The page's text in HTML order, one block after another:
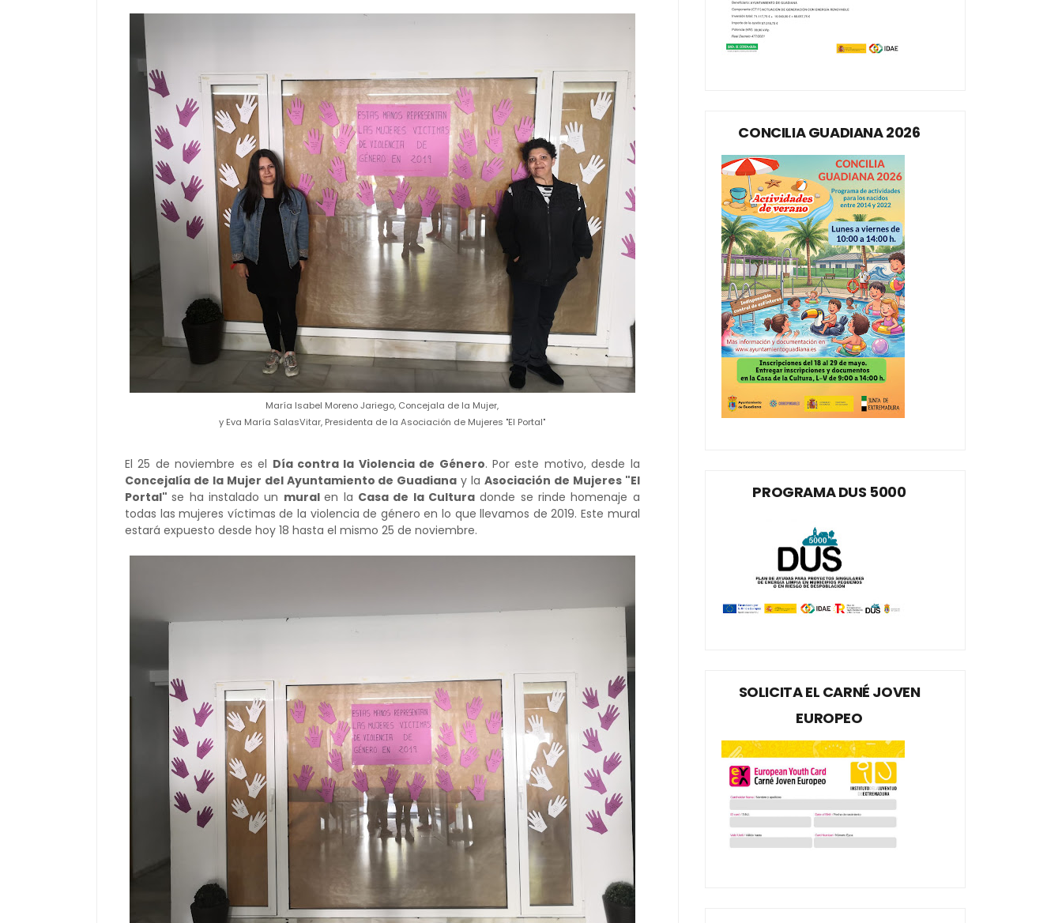
María Isabel Moreno Jariego, Concejala de la Mujer,
y Eva María SalasVitar, Presidenta de la Asociación de Mujeres "El Portal"
El 25 de noviembre es el Día contra la Violencia de Género. Por este motivo, desde la
Concejalía de la Mujer del Ayuntamiento de Guadiana y laAsociación de Mujeres "El
Portal"se ha instalado un muralen la Casa de la Culturadonde se rinde homenaje a
todas las mujeres víctimas de la violencia de género en lo que llevamos de 2019. Este mural
estará expuesto desde hoy 18 hasta el mismo 25 de noviembre.
CONCILIA GUADIANA 2026
PROGRAMA DUS 5000
SOLICITA EL CARNÉ JOVEN
EUROPEO